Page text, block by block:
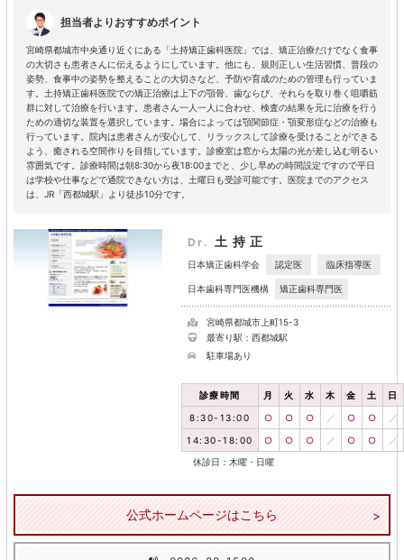
担当者よりおすすめポイント
宮崎県都城市中央通り近くにある「土持矯正歯科医院」では、矯正治療だけでなく食事
の大切さも患者さんに伝えるようにしています。他にも、規則正しい生活習慣、普段の
姿勢、食事中の姿勢を整えることの大切さなど、予防や育成のための管理も行っていま
す。土持矯正歯科医院での矯正治療は上下の顎骨、歯ならび、それらを取り巻く咀嚼筋
群に対して治療を行います。患者さん一人一人に合わせ、検査の結果を元に治療を行う
ための適切な装置を選択しています。場合によっては顎関節症・顎変形症などの治療も
行っています。院内は患者さんが安心して、リラックスして診療を受けることができる
よう、癒される空間作りを目指しています。診療室は窓から太陽の光が差し込む明るい
雰囲気です。診療時間は朝8:30から夜18:00までと、少し早めの時間設定ですので平日
は学校や仕事などで通院できない方は、土曜日も受診可能です。医院までのアクセス
は、JR「西都城駅」より徒歩10分です。
Dr. 土持正
日本矯正歯科学会 認定医 臨床指導医
日本歯科専門医機構 矯正歯科専門医
宮崎県都城市上町15-3
最寄り駅：西都城駅
駐車場あり
診療時間 月 火 水 木 金 土 日
8:30-13:00 ○ ○ ○ ／ ○ ○ ／
14:30-18:00 ○ ○ ○ ／ ○ ○ ／
休診日：木曜・日曜
公式ホームページはこちら